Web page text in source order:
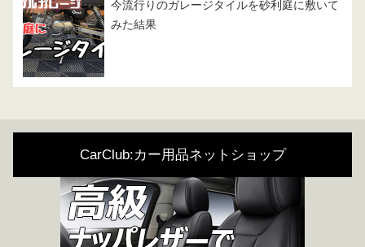
今流行りのガレージタイルを砂利庭に敷いて
みた結果
CarClub:カー用品ネットショップ